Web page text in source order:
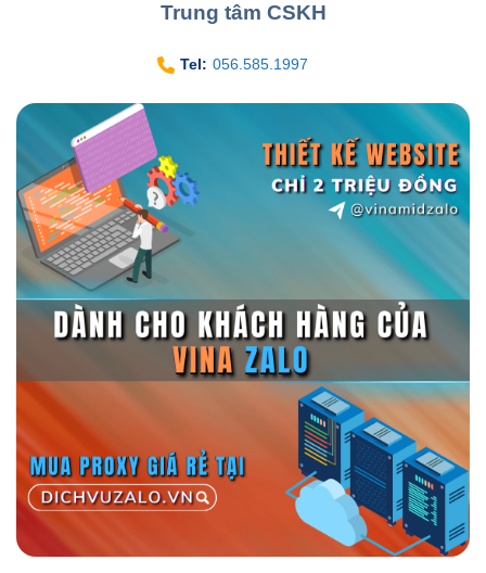
Trung tâm CSKH
Tel: 056.585.1997